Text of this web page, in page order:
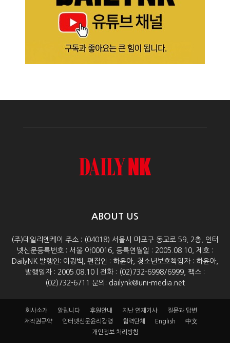
ABOUT US
(주)데일리엔케이 주소 : (04018) 서울시 마포구 동교로 59, 2층, 인터
넷신문등록번호 : 서울 아00016, 등록연월일 : 2005.08.10, 제호 :
DailyNK 발행인: 이광백, 편집인 : 하윤아, 청소년보호책임자 : 하윤아,
발행일자 : 2005.08.10 | 전화 : (02)732-6998/6999, 팩스 :
(02)732-6711 문의: dailynk@uni-media.net
회사소개 알립니다 후원안내 지난 연재기사
질문과 답변
저작권규약
인터넷신문윤리강령 협력단체 English
中文
개인정보 처리방침